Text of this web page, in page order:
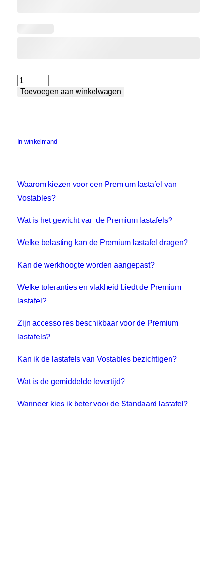
Lastafel
Premium
Toevoegen aan winkelwagen
In winkelmand
Waarom kiezen voor een Premium lastafel van
Vostables?
Wat is het gewicht van de Premium lastafels?
Welke belasting kan de Premium lastafel dragen?
Kan de werkhoogte worden aangepast?
Welke toleranties en vlakheid biedt de Premium
lastafel?
Zijn accessoires beschikbaar voor de Premium
lastafels?
Kan ik de lastafels van Vostables bezichtigen?
Wat is de gemiddelde levertijd?
Wanneer kies ik beter voor de Standaard lastafel?